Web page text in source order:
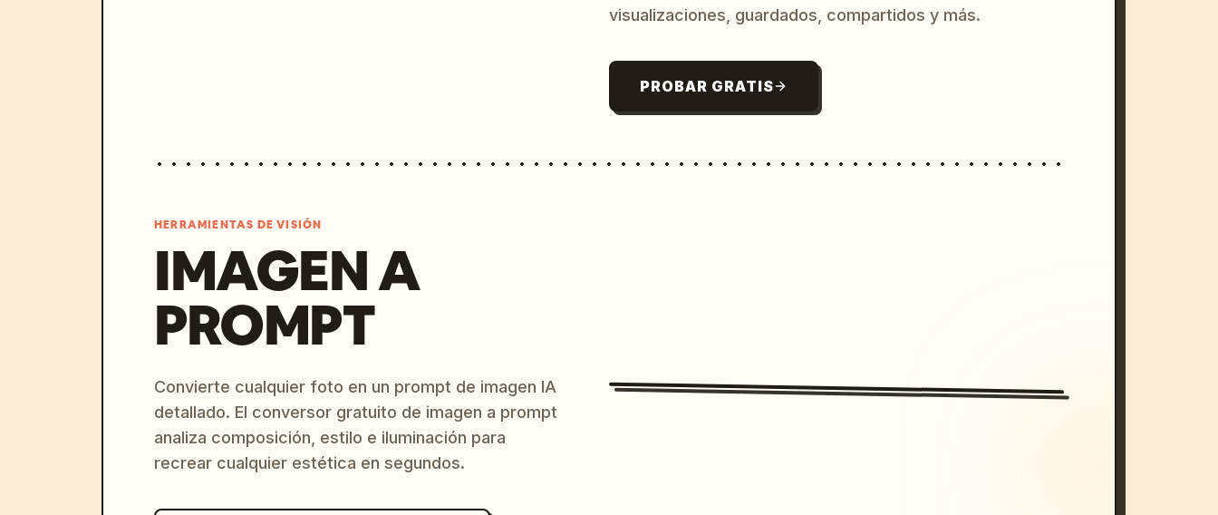
visualizaciones, guardados, compartidos y más.
PROBAR GRATIS
HERRAMIENTAS DE VISIÓN
IMAGEN A
PROMPT
Convierte cualquier foto en un prompt de imagen IA
detallado. El conversor gratuito de imagen a prompt
analiza composición, estilo e iluminación para
recrear cualquier estética en segundos.